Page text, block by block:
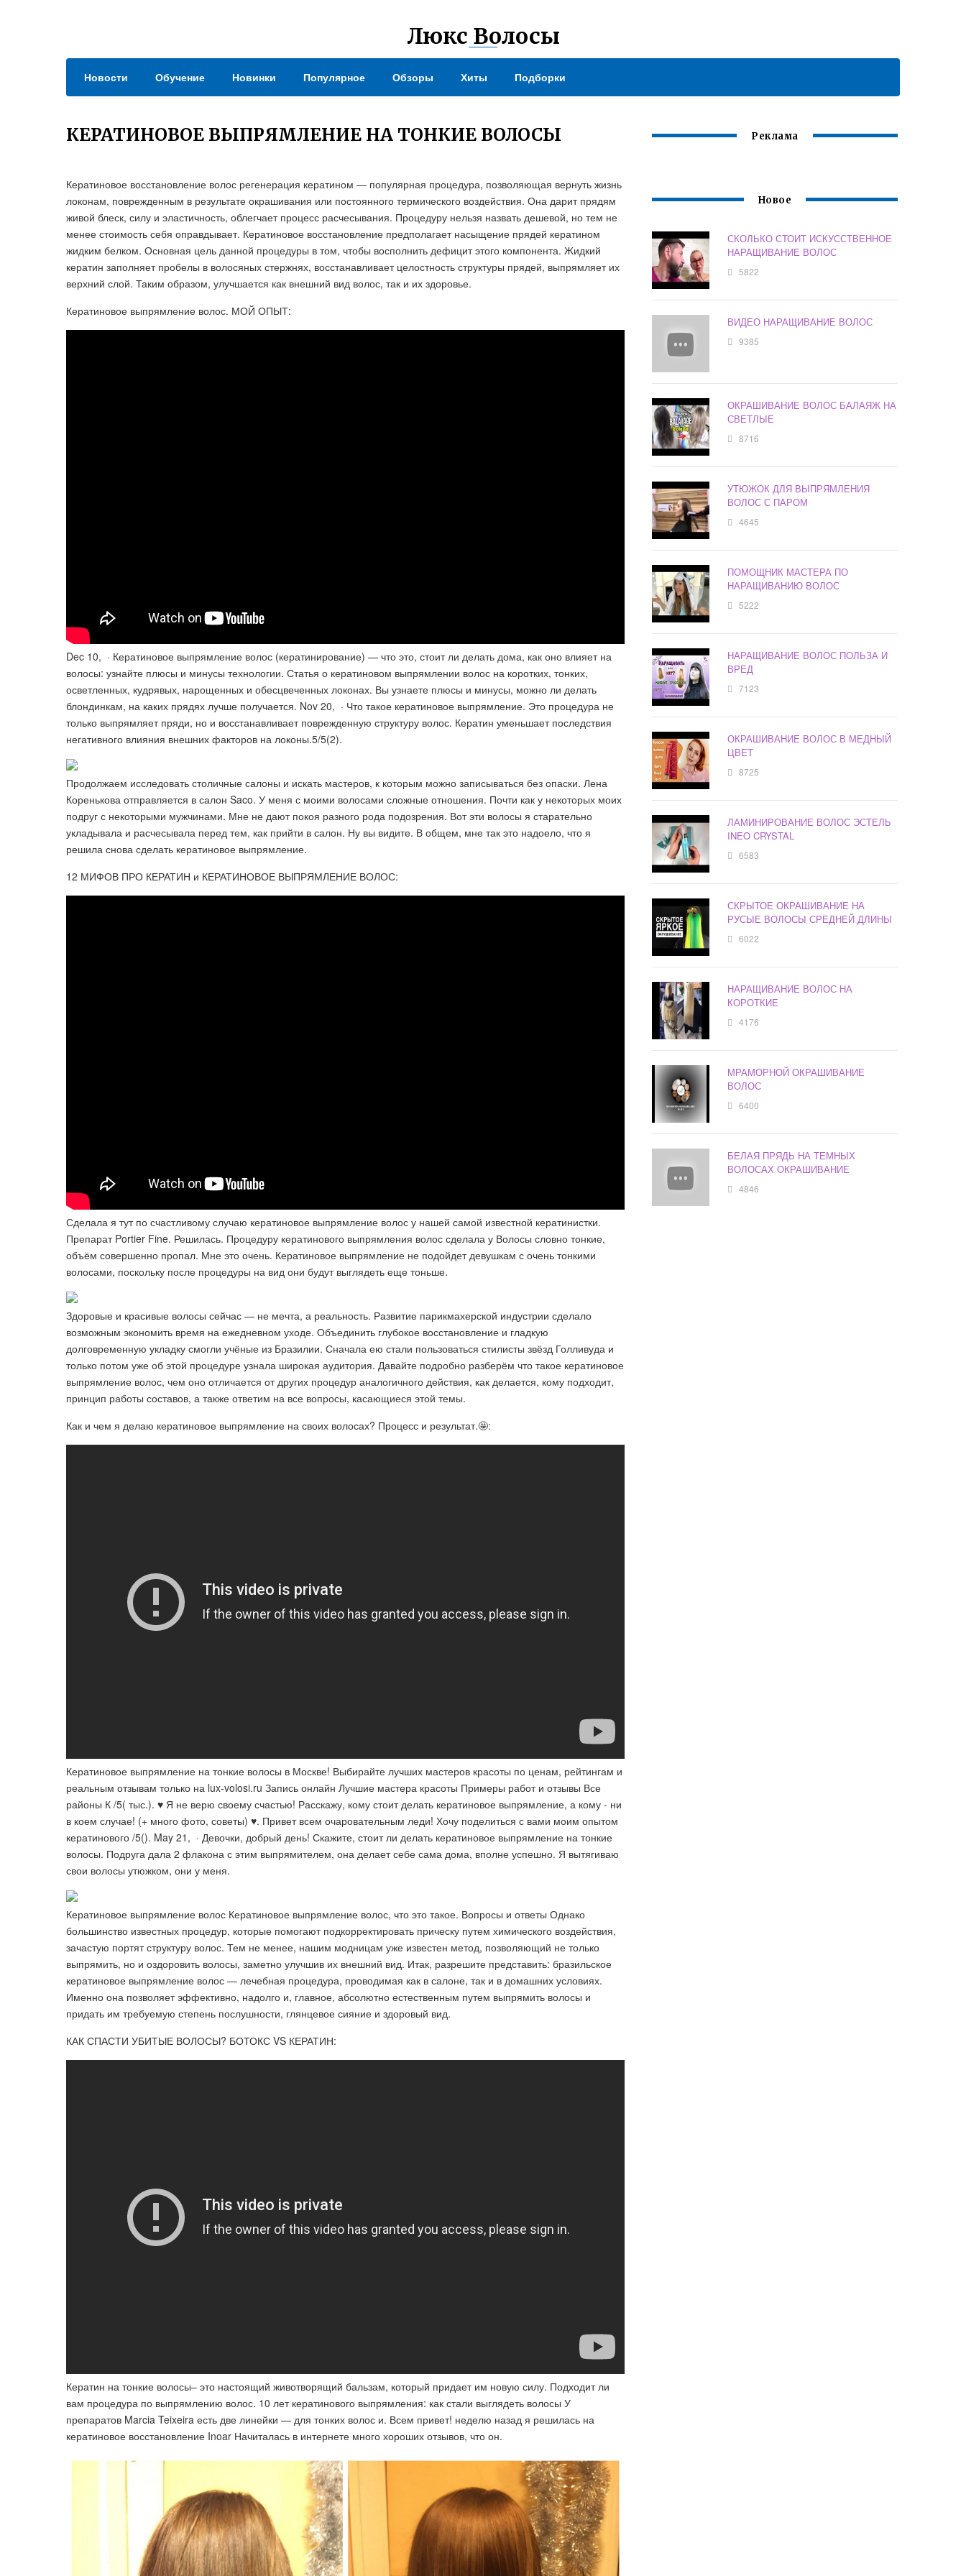
Люкс Волосы
Новости Обучение Новинки Популярное Обзоры Хиты Подборки
КЕРАТИНОВОЕ ВЫПРЯМЛЕНИЕ НА ТОНКИЕ ВОЛОСЫ
Кератиновое восстановление волос регенерация кератином — популярная процедура, позволяющая вернуть жизнь
локонам, поврежденным в результате окрашивания или постоянного термического воздействия. Она дарит прядям
живой блеск, силу и эластичность, облегчает процесс расчесывания. Процедуру нельзя назвать дешевой, но тем не
менее стоимость себя оправдывает. Кератиновое восстановление предполагает насыщение прядей кератином
жидким белком. Основная цель данной процедуры в том, чтобы восполнить дефицит этого компонента. Жидкий
кератин заполняет пробелы в волосяных стержнях, восстанавливает целостность структуры прядей, выпрямляет их
верхний слой. Таким образом, улучшается как внешний вид волос, так и их здоровье.
Кератиновое выпрямление волос. МОЙ ОПЫТ:
Dec 10, · Кератиновое выпрямление волос (кератинирование) — что это, стоит ли делать дома, как оно влияет на
волосы: узнайте плюсы и минусы технологии. Статья о кератиновом выпрямлении волос на коротких, тонких,
осветленных, кудрявых, нарощенных и обесцвеченных локонах. Вы узнаете плюсы и минусы, можно ли делать
блондинкам, на каких прядях лучше получается. Nov 20, · Что такое кератиновое выпрямление. Это процедура не
только выпрямляет пряди, но и восстанавливает поврежденную структуру волос. Кератин уменьшает последствия
негативного влияния внешних факторов на локоны.5/5(2).
Продолжаем исследовать столичные салоны и искать мастеров, к которым можно записываться без опаски. Лена
Коренькова отправляется в салон Saco. У меня с моими волосами сложные отношения. Почти как у некоторых моих
подруг с некоторыми мужчинами. Мне не дают покоя разного рода подозрения. Вот эти волосы я старательно
укладывала и расчесывала перед тем, как прийти в салон. Ну вы видите. В общем, мне так это надоело, что я
решила снова сделать кератиновое выпрямление.
12 МИФОВ ПРО КЕРАТИН и КЕРАТИНОВОЕ ВЫПРЯМЛЕНИЕ ВОЛОС:
Сделала я тут по счастливому случаю кератиновое выпрямление волос у нашей самой известной кератинистки.
Препарат Portier Fine. Решилась. Процедуру кератинового выпрямления волос сделала у Волосы словно тонкие,
объём совершенно пропал. Мне это очень. Кератиновое выпрямление не подойдет девушкам с очень тонкими
волосами, поскольку после процедуры на вид они будут выглядеть еще тоньше.
Здоровые и красивые волосы сейчас — не мечта, а реальность. Развитие парикмахерской индустрии сделало
возможным экономить время на ежедневном уходе. Объединить глубокое восстановление и гладкую
долговременную укладку смогли учёные из Бразилии. Сначала ею стали пользоваться стилисты звёзд Голливуда и
только потом уже об этой процедуре узнала широкая аудитория. Давайте подробно разберём что такое кератиновое
выпрямление волос, чем оно отличается от других процедур аналогичного действия, как делается, кому подходит,
принцип работы составов, а также ответим на все вопросы, касающиеся этой темы.
Как и чем я делаю кератиновое выпрямление на своих волосах? Процесс и результат.🤩:
Кератиновое выпрямление на тонкие волосы в Москве! Выбирайте лучших мастеров красоты по ценам, рейтингам и
реальным отзывам только на lux-volosi.ru Запись онлайн Лучшие мастера красоты Примеры работ и отзывы Все
районы К /5( тыс.). ♥️ Я не верю своему счастью! Расскажу, кому стоит делать кератиновое выпрямление, а кому - ни
в коем случае! (+ много фото, советы) ♥️. Привет всем очаровательным леди! Хочу поделиться с вами моим опытом
кератинового /5(). May 21, · Девочки, добрый день! Скажите, стоит ли делать кератиновое выпрямление на тонкие
волосы. Подруга дала 2 флакона с этим выпрямителем, она делает себе сама дома, вполне успешно. Я вытягиваю
свои волосы утюжком, они у меня.
Кератиновое выпрямление волос Кератиновое выпрямление волос, что это такое. Вопросы и ответы Однако
большинство известных процедур, которые помогают подкорректировать прическу путем химического воздействия,
зачастую портят структуру волос. Тем не менее, нашим модницам уже известен метод, позволяющий не только
выпрямить, но и оздоровить волосы, заметно улучшив их внешний вид. Итак, разрешите представить: бразильское
кератиновое выпрямление волос — лечебная процедура, проводимая как в салоне, так и в домашних условиях.
Именно она позволяет эффективно, надолго и, главное, абсолютно естественным путем выпрямить волосы и
придать им требуемую степень послушности, глянцевое сияние и здоровый вид.
КАК СПАСТИ УБИТЫЕ ВОЛОСЫ? БОТОКС VS КЕРАТИН:
Кератин на тонкие волосы– это настоящий животворящий бальзам, который придает им новую силу. Подходит ли
вам процедура по выпрямлению волос​. 10 лет кератинового выпрямления: как стали выглядеть волосы У
препаратов Marcia Teixeira есть две линейки — для тонких волос и. Всем привет! неделю назад я решилась на
кератиновое восстановление Inoar Начиталась в интернете много хороших отзывов, что он.
Реклама
Новое
СКОЛЬКО СТОИТ ИСКУССТВЕННОЕ
НАРАЩИВАНИЕ ВОЛОС
5822
ВИДЕО НАРАЩИВАНИЕ ВОЛОС
9385
ОКРАШИВАНИЕ ВОЛОС БАЛАЯЖ НА
СВЕТЛЫЕ
8716
УТЮЖОК ДЛЯ ВЫПРЯМЛЕНИЯ
ВОЛОС С ПАРОМ
4645
ПОМОЩНИК МАСТЕРА ПО
НАРАЩИВАНИЮ ВОЛОС
5222
НАРАЩИВАНИЕ ВОЛОС ПОЛЬЗА И
ВРЕД
7123
ОКРАШИВАНИЕ ВОЛОС В МЕДНЫЙ
ЦВЕТ
8725
ЛАМИНИРОВАНИЕ ВОЛОС ЭСТЕЛЬ
INEO CRYSTAL
6583
СКРЫТОЕ ОКРАШИВАНИЕ НА
РУСЫЕ ВОЛОСЫ СРЕДНЕЙ ДЛИНЫ
6022
НАРАЩИВАНИЕ ВОЛОС НА
КОРОТКИЕ
4176
МРАМОРНОЙ ОКРАШИВАНИЕ
ВОЛОС
6400
БЕЛАЯ ПРЯДЬ НА ТЕМНЫХ
ВОЛОСАХ ОКРАШИВАНИЕ
4846